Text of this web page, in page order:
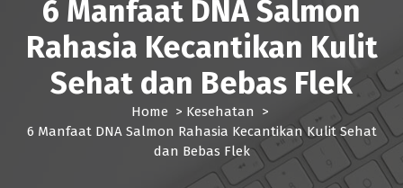
6 Manfaat DNA Salmon
Rahasia Kecantikan Kulit
Sehat dan Bebas Flek
Home > Kesehatan >
6 Manfaat DNA Salmon Rahasia Kecantikan Kulit Sehat
dan Bebas Flek